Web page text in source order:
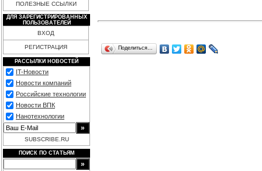
ПОЛЕЗНЫЕ ССЫЛКИ
ДЛЯ ЗАРЕГИСТРИРОВАННЫХ
ПОЛЬЗОВАТЕЛЕЙ
ВХОД
РЕГИСТРАЦИЯ
РАССЫЛКИ НОВОСТЕЙ
IT-Новости
Новости компаний
Российские технологии
Новости ВПК
Нанотехнологии
SUBSCRIBE.RU
ПОИСК ПО СТАТЬЯМ
Поделиться…